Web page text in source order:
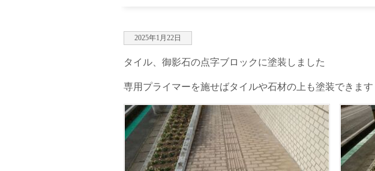
2025年1月22日
タイル、御影石の点字ブロックに塗装しました
専用プライマーを施せばタイルや石材の上も塗装できます